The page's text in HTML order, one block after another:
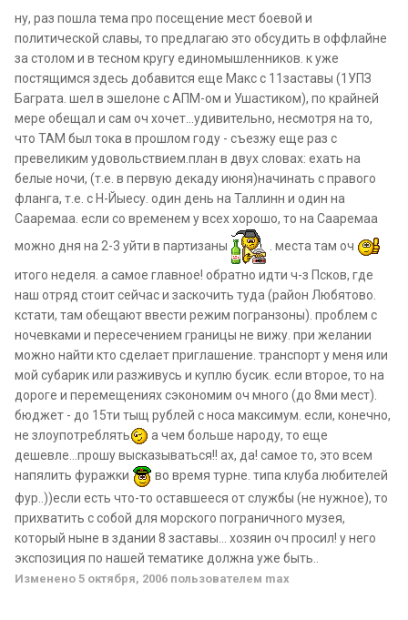
ну, раз пошла тема про посещение мест боевой и
политической славы, то предлагаю это обсудить в оффлайне
за столом и в тесном кругу единомышленников. к уже
постящимся здесь добавится еще Макс с 11заставы (1УПЗ
Баграта. шел в эшелоне с АПМ-ом и Ушастиком), по крайней
мере обещал и сам оч хочет...удивительно, несмотря на то,
что ТАМ был тока в прошлом году - съезжу еще раз с
превеликим удовольствием.план в двух словах: ехать на
белые ночи, (т.е. в первую декаду июня)начинать с правого
фланга, т.е. с Н-Йыесу. один день на Таллинн и один на
Сааремаа. если со временем у всех хорошо, то на Сааремаа
можно дня на 2-3 уйти в партизаны
. места там оч
итого неделя. а самое главное! обратно идти ч-з Псков, где
наш отряд стоит сейчас и заскочить туда (район Любятово.
кстати, там обещают ввести режим погранзоны). проблем с
ночевками и пересечением границы не вижу. при желании
можно найти кто сделает приглашение. транспорт у меня или
мой субарик или разживусь и куплю бусик. если второе, то на
дороге и перемещениях сэкономим оч много (до 8ми мест).
бюджет - до 15ти тыщ рублей с носа максимум. если, конечно,
не злоупотреблять
а чем больше народу, то еще
дешевле...прошу высказываться!! ах, да! самое то, это всем
напялить фуражки
во время турне. типа клуба любителей
фур..))если есть что-то оставшееся от службы (не нужное), то
прихватить с собой для морского пограничного музея,
который ныне в здании 8 заставы... хозяин оч просил! у него
экспозиция по нашей тематике должна уже быть..
Изменено 5 октября, 2006 пользователем max